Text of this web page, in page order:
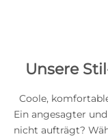
Unsere
Coole,
Ein angesagter
nicht aufträgt?